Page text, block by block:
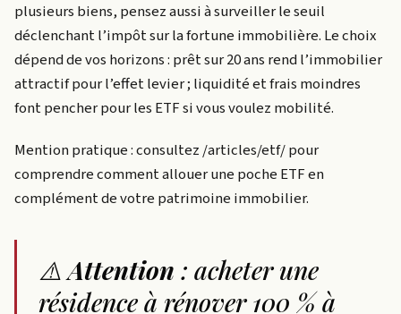
plusieurs biens, pensez aussi à surveiller le seuil
déclenchant l’impôt sur la fortune immobilière. Le choix
dépend de vos horizons : prêt sur 20 ans rend l’immobilier
attractif pour l’effet levier ; liquidité et frais moindres
font pencher pour les ETF si vous voulez mobilité.
Mention pratique : consultez /articles/etf/ pour
comprendre comment allouer une poche ETF en
complément de votre patrimoine immobilier.
⚠️Attention : acheter une
résidence à rénover 100 % à